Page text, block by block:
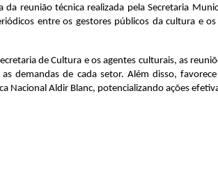
reunião técnica realizada pela Secretaria
entre os gestores públicos da cultura e
de Cultura e os agentes culturais, as
demandas de cada setor. Além disso,
Nacional Aldir Blanc, potencializando ações